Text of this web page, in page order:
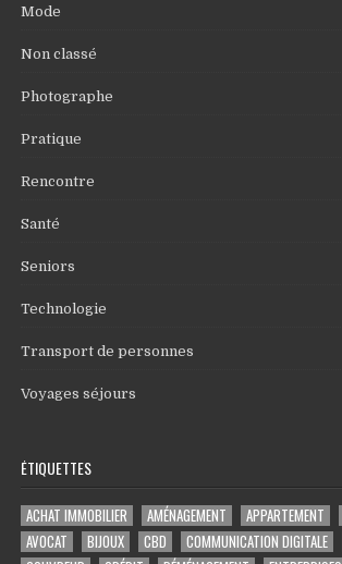
Mode
Non classé
Photographe
Pratique
Rencontre
Santé
Seniors
Technologie
Transport de personnes
Voyages séjours
ÉTIQUETTES
ACHAT IMMOBILIER AMÉNAGEMENT APPARTEMENT
AVOCAT
BIJOUX CBD COMMUNICATION DIGITALE